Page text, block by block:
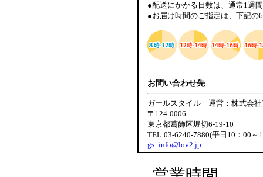
●配送にかかる日数は、通常1週
●お届け時間のご指定は、下記の
お問い合わせ先
ガールスタイル 運営：株式会社
〒124-0006
東京都葛飾区堀切6-19-10
TEL:03-6240-7880(平日10：00～
gs_info@lov2.jp